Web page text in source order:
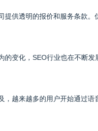
提供透明的报价和服务条款
的变化，SEO行业也在不断发
，越来越多的用户开始通过